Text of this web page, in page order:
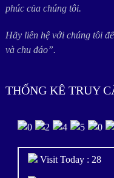
phúc của chúng tôi.
Hãy liên hệ với chúng tôi
và chu đáo”.
THỐNG KÊ TRUY
Visit Today : 28